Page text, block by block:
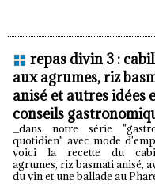
repas divin 3 :
aux agrumes, riz
anisé et autres idées
conseils
_dans notre série
quotidien" avec mode
voici la recette du
agrumes, riz basmati anisé,
du vin et une ballade au